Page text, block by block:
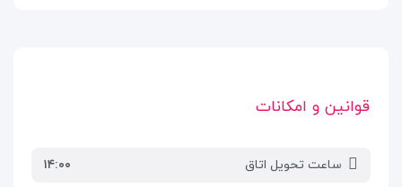
قوانین و امکانات
ساعت تحویل اتاق ۱۴:۰۰